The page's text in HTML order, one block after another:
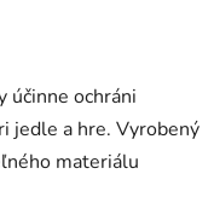
účinne ochráni
jedle a hre. Vyrobený
materiálu